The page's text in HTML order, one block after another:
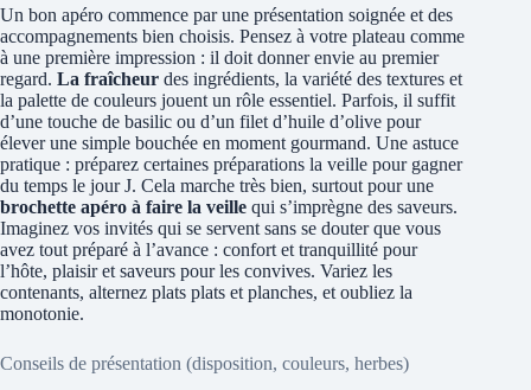
Un bon apéro commence par une présentation soignée et des
accompagnements bien choisis. Pensez à votre plateau comme
à une première impression : il doit donner envie au premier
regard. La fraîcheur des ingrédients, la variété des textures et
la palette de couleurs jouent un rôle essentiel. Parfois, il suffit
d’une touche de basilic ou d’un filet d’huile d’olive pour
élever une simple bouchée en moment gourmand. Une astuce
pratique : préparez certaines préparations la veille pour gagner
du temps le jour J. Cela marche très bien, surtout pour une
brochette apéro à faire la veille qui s’imprègne des saveurs.
Imaginez vos invités qui se servent sans se douter que vous
avez tout préparé à l’avance : confort et tranquillité pour
l’hôte, plaisir et saveurs pour les convives. Variez les
contenants, alternez plats plats et planches, et oubliez la
monotonie.
Conseils de présentation (disposition, couleurs, herbes)